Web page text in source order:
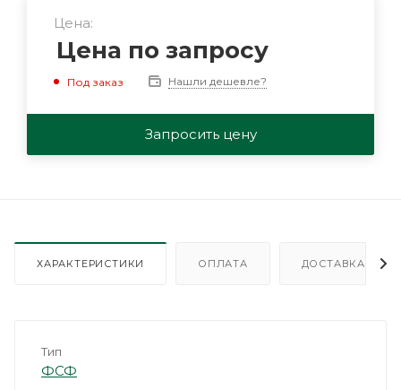
Цена:
Цена по запросу
Под заказ Нашли дешевле?
Запросить цену
ХАРАКТЕРИСТИКИ ОПЛАТА ДОСТАВКА
Тип
ФСФ